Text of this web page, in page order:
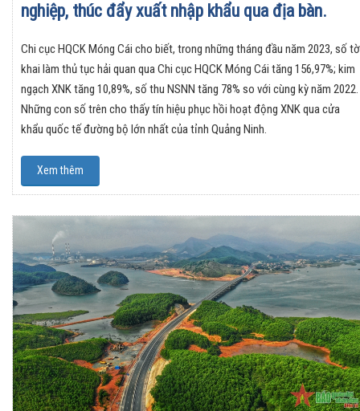
nghiệp, thúc đẩy xuất nhập khẩu qua địa bàn.
Chi cục HQCK Móng Cái cho biết, trong những tháng đầu năm 2023, số tờ
khai làm thủ tục hải quan qua Chi cục HQCK Móng Cái tăng 156,97%; kim
ngạch XNK tăng 10,89%, số thu NSNN tăng 78% so với cùng kỳ năm 2022.
Những con số trên cho thấy tín hiệu phục hồi hoạt động XNK qua cửa
khẩu quốc tế đường bộ lớn nhất của tỉnh Quảng Ninh.
Xem thêm